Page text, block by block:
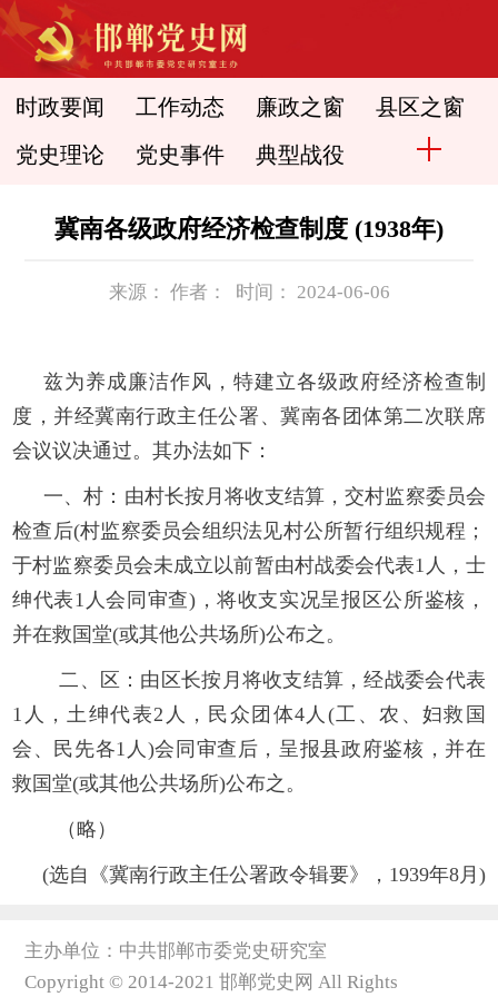
时政要闻 工作动态 廉政之窗 县区之窗
党史理论 党史事件 典型战役
冀南各级政府经济检查制度 (1938年)
来源： 作者： 时间： 2024-06-06
兹为养成廉洁作风，特建立各级政府经济检查制
度，并经冀南行政主任公署、冀南各团体第二次联席
会议议决通过。其办法如下：
一、村：由村长按月将收支结算，交村监察委员会
检查后(村监察委员会组织法见村公所暂行组织规程；
于村监察委员会未成立以前暂由村战委会代表1人，士
绅代表1人会同审查)，将收支实况呈报区公所鉴核，
并在救国堂(或其他公共场所)公布之。
二、区：由区长按月将收支结算，经战委会代表
1人，土绅代表2人，民众团体4人(工、农、妇救国
会、民先各1人)会同审查后，呈报县政府鉴核，并在
救国堂(或其他公共场所)公布之。
（略）
(选自《冀南行政主任公署政令辑要》，1939年8月)
主办单位：中共邯郸市委党史研究室
Copyright © 2014-2021 邯郸党史网 All Rights